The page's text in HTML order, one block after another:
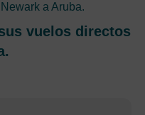
a Aruba.
vuelos directos